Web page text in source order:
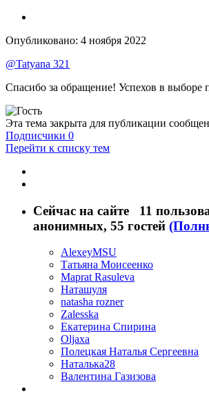
Опубликовано: 4 ноября 2022
@Tatyana 321
Спасибо за обращение! Успехов в выборе
Эта тема закрыта для публикации
Подписчики 0
Перейти к списку тем
Сейчас на сайте 11
анонимных, 55 гостей
AlexeyMSU
Татьяна Моисеенко
Maprat Rasuleva
Наташуля
natasha rozner
Zalesska
Екатерина Спирина
Oljaxa
Полецкая Наталья Сергеевна
Наталька28
Валентина Газизова